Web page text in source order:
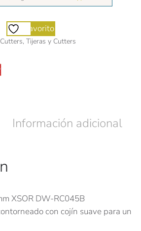
Favorito
Cutters, Tijeras y Cutters
Información adicional
XSOR DW-RC045B
con cojín suave para un